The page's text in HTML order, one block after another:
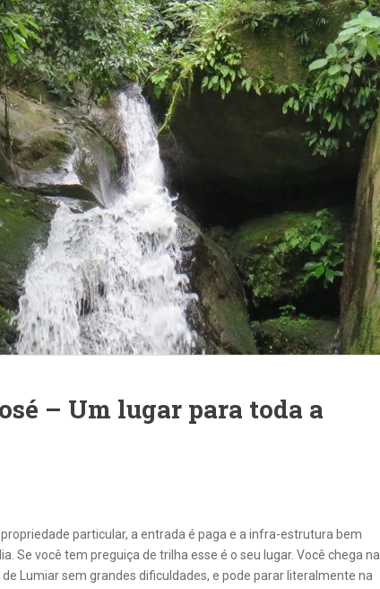
– Um lugar para toda a
particular, a entrada é paga e a infra-estrutura bem
Se você tem preguiça de trilha esse é o seu lugar. Você chega na
Lumiar sem grandes dificuldades, e pode parar literalmente na